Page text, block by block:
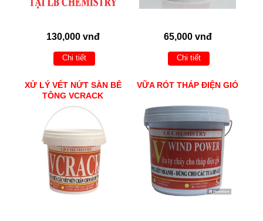
130,000 vnđ
Chi tiết
65,000 vnđ
Chi tiết
XỬ LÝ VẾT NỨT SÀN BÊ
TÔNG VCRACK
VỮA RÓT THÁP ĐIỆN GIÓ